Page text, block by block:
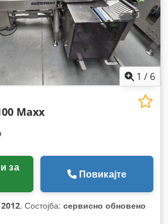
1 / 6
Maxx
Повикајте
2012, Состојба: сервисно обновено